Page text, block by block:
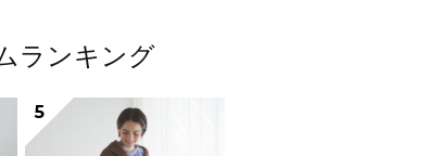
ランキング
5